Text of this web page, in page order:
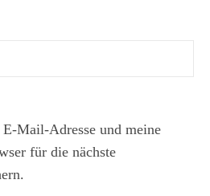
Mail-Adresse und meine
für die nächste